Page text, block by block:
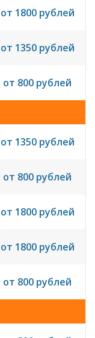
от 1800 рублей
от 1350 рублей
от 800 рублей
от 1350 рублей
от 800 рублей
от 1800 рублей
от 1800 рублей
от 800 рублей